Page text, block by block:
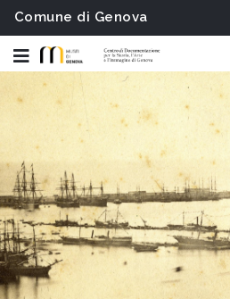
Comune di Genova